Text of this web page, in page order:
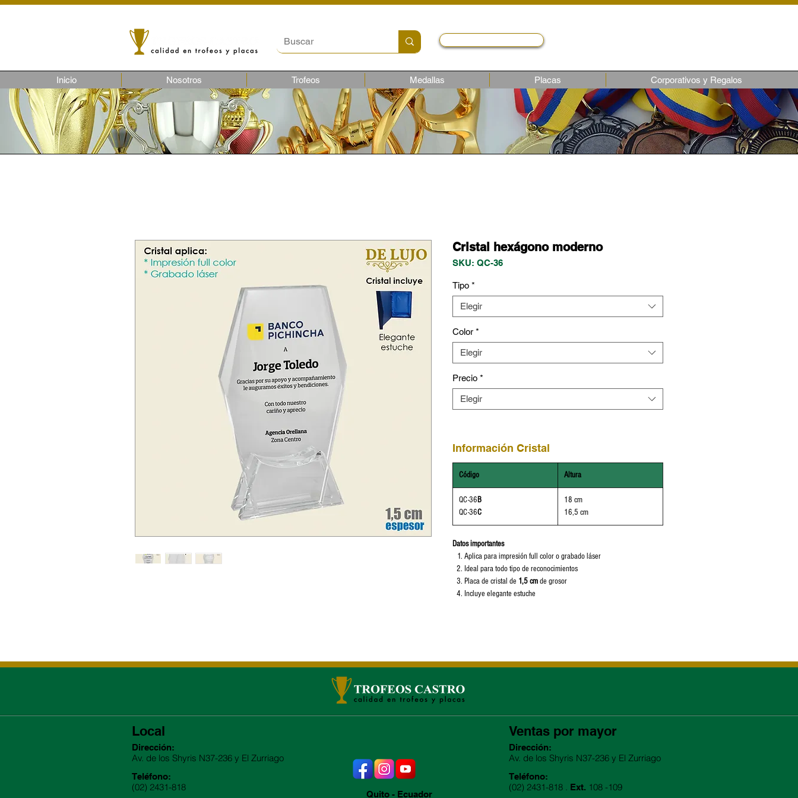
Inicio Nosotros Trofeos Medallas Placas Corporativos y Regalos
Cristal hexágono moderno
SKU: QC-36
Tipo *
Elegir
Color *
Elegir
Precio *
Elegir
Información Cristal
Código Altura
QC-36B
QC-36C
18 cm
16,5 cm
Datos importantes
Aplica para impresión full color o grabado láser
Ideal para todo tipo de reconocimientos
Placa de cristal de 1,5 cmde grosor
Incluye elegante estuche
Local
Dirección:
Av. de los Shyris N37-236 y El Zurriago
Teléfono:
(02) 2431-818
Quito - Ecuador
Ventas por mayor
Dirección:
Av. de los Shyris N37-236 y El Zurriago
Teléfono:
(02) 2431-818 . Ext. 108 -109